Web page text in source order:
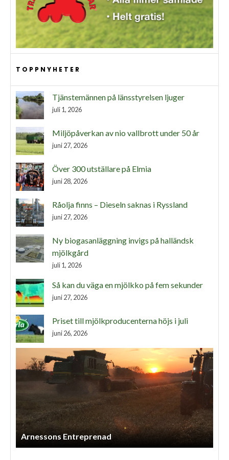
TOPPNYHETER
Tjänstemännen på länsstyrelsen ljuger
juli 1, 2026
Miljöpåverkan av nio vallbrott under 50 år
juni 27, 2026
Över 300 utställare på Elmia
juni 28, 2026
Råolja finns – Dieseln saknas i Ryssland
juni 27, 2026
Ny biogasanläggning invigs på halländsk
mjölkgård
juli 1, 2026
Så kan du väga en mjölkko på fem sekunder
juni 27, 2026
Priset till mjölkproducenterna höjs i juli
juni 26, 2026
Anneberg Skog & Agro